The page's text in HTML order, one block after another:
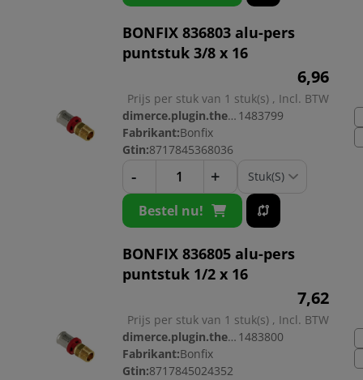
BONFIX 836803 alu-pers
puntstuk 3/8 x 16
6,96
Prijs per stuk van 1 stuk(s) , Incl. BTW
dimerce.plugin.theme.productnr: 1483799
Fabrikant:Bonfix
Gtin:8717845368036
- +
Bestel nu!
BONFIX 836805 alu-pers
puntstuk 1/2 x 16
7,62
Prijs per stuk van 1 stuk(s) , Incl. BTW
dimerce.plugin.theme.productnr: 1483800
Fabrikant:Bonfix
Gtin:8717845024352